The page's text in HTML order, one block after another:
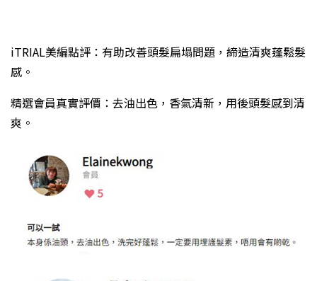
iTRIAL美編點評：有助改善頭髮扁塌問題，締造清爽蓬鬆髮
感。
精選會員真實評價：去油出色，香氣清新，用後頭髮感到清
爽。